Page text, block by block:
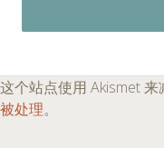
这个站点使用 Akismet 来
被处理。